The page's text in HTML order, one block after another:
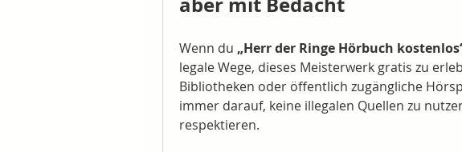
Wenn du „Herr der Ringe Hörbuch
legale Wege, dieses Meisterwerk gratis zu
Bibliotheken oder öffentlich zugängliche
immer darauf, keine illegalen Quellen zu
respektieren.